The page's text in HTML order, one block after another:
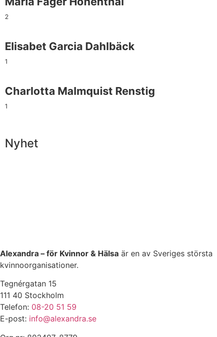
2
Elisabet Garcia Dahlbäck
1
Charlotta Malmquist Renstig
1
Nyhet
Alexandra – för Kvinnor & Hälsa är en av Sveriges största
kvinnoorganisationer.
Tegnérgatan 15
111 40 Stockholm
Telefon: 08-20 51 59
E-post: info@alexandra.se